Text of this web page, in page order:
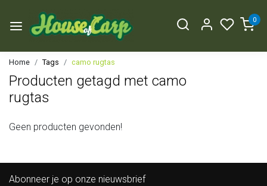
0
Home Tags camo rugtas
Producten getagd met camo
rugtas
Geen producten gevonden!
Abonneer je op onze nieuwsbrief